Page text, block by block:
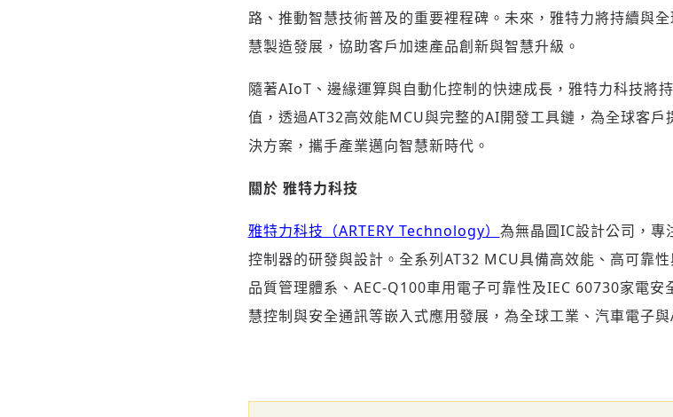
路、推動智慧技術普及的重要裡程碑。未來，雅特力將持續與
慧製造發展，協助客戶加速產品創新與智慧升級。
隨著AIoT、邊緣運算與自動化控制的快速成長，雅特力科技將
值，透過AT32高效能MCU與完整的AI開發工具鏈，為全球客
決方案，攜手產業邁向智慧新時代。
關於 雅特力科技
雅特力科技（ARTERY Technology） 為無晶圓IC設計公司，
控制器的研發與設計。全系列AT32 MCU具備高效能、高可靠
品質管理體系、AEC-Q100車用電子可靠性及IEC 60730家電
慧控制與安全通訊等嵌入式應用發展，為全球工業、汽車電子